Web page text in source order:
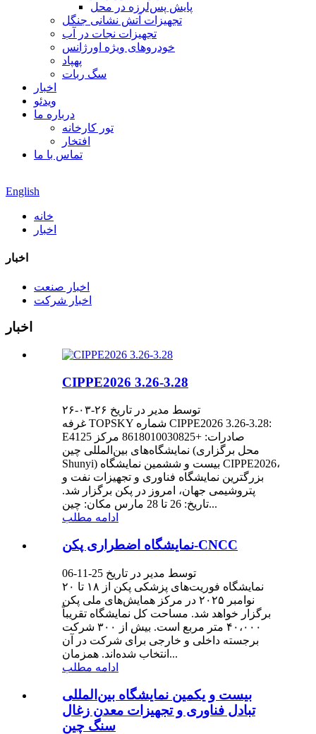
پایش پس‌لرزه در محل
تجهیزات آتش نشانی جنگل
تجهیزات نجات در آب
خودروهای ویژه اورژانس
پهپاد
سگ ربات
اخبار
ویدئو
درباره ما
تور کارخانه
افتخار
تماس با ما
English
خانه
اخبار
اخبار
اخبار صنعت
اخبار شرکت
اخبار
CIPPE2026 3.26-3.28
توسط مدیر در تاریخ ۲۶-۰۳-۲۶
غرفه TOPSKY شماره CIPPE2026 3.26-3.28:
E4125 صادرات: +8618010030825 مرکز
نمایشگاه‌های بین‌المللی چین (محل برگزاری
Shunyi) بیست و ششمین نمایشگاه CIPPE2026،
بزرگترین نمایشگاه فناوری و تجهیزات نفت و
پتروشیمی جهان، امروز در پکن برگزار شد.
تاریخ: 26 تا 28 مارس مکان: چین...
ادامه مطلب
نمایشگاه اضطراری پکن-CNCC
توسط مدیر در تاریخ 25-11-06
نمایشگاه فوریت‌های پزشکی پکن از ۱۸ تا ۲۰
نوامبر ۲۰۲۵ در مرکز همایش‌های ملی پکن
برگزار خواهد شد. مساحت کل نمایشگاه تقریباً
۴۰،۰۰۰ متر مربع است. بیش از ۳۰۰ شرکت
برجسته داخلی و خارجی برای شرکت در آن
انتخاب شده‌اند. همزمان...
ادامه مطلب
بیست و یکمین نمایشگاه بین‌المللی
تبادل فناوری و تجهیزات معدن زغال
سنگ چین